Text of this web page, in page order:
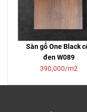
Sàn gỗ One Black
đen W089
390,000/m2